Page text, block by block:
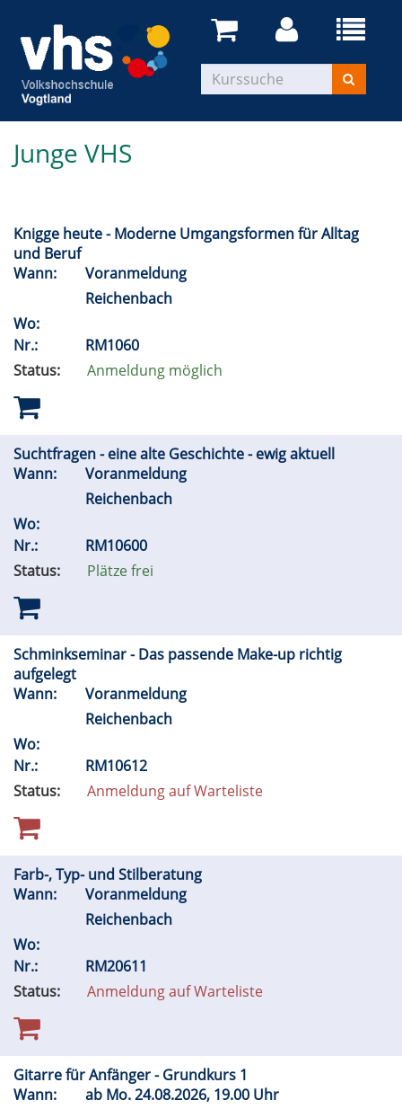
Junge VHS
Knigge heute - Moderne Umgangsformen für Alltag
und Beruf
Wann:
Voranmeldung
Reichenbach
Wo:
Nr.:
RM1060
Status:
Anmeldung möglich
Suchtfragen - eine alte Geschichte - ewig aktuell
Wann:
Voranmeldung
Reichenbach
Wo:
Nr.:
RM10600
Status:
Plätze frei
Schminkseminar - Das passende Make-up richtig
aufgelegt
Wann:
Voranmeldung
Reichenbach
Wo:
Nr.:
RM10612
Status:
Anmeldung auf Warteliste
Farb-, Typ- und Stilberatung
Wann:
Voranmeldung
Reichenbach
Wo:
Nr.:
RM20611
Status:
Anmeldung auf Warteliste
Gitarre für Anfänger - Grundkurs 1
Wann:
ab Mo.24.08.2026, 19.00 Uhr